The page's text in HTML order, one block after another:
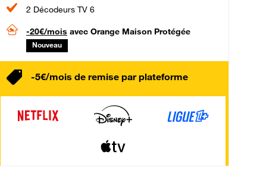
2 Décodeurs TV 6
-20€/mois avec Orange Maison Protégée
Nouveau
-5€/mois de remise par plateforme